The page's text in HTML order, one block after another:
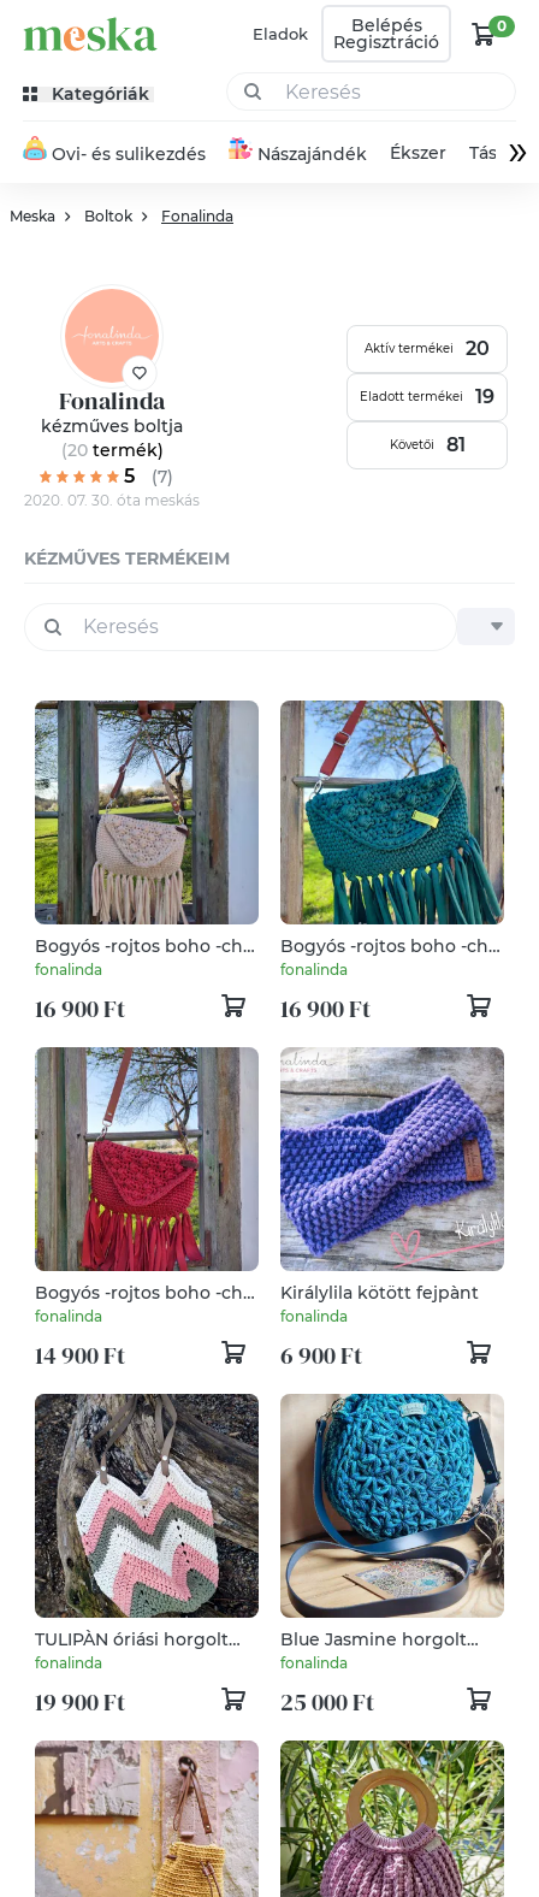
Eladok Belépés
Regisztráció
0
Kategóriák
Ovi- és sulikezdés Nászajándék Ékszer Táska»
Meska Boltok Fonalinda
Fonalinda
kézműves boltja
(20termék)
5 (7)
2020. 07. 30. óta meskás
Aktív termékei 20
Eladott termékei 19
Követői 81
KÉZMŰVES TERMÉKEIM
Bogyós -rojtos boho -chic
táska - krémszínű
fonalinda
16 900 Ft
Bogyós -rojtos boho -chic
táska - méregzöld
fonalinda
16 900 Ft
Bogyós -rojtos boho -chic
táska - terrakotta
fonalinda
14 900 Ft
Királylila kötött fejpànt
fonalinda
6 900 Ft
TULIPÀN óriási horgolt
táska
fonalinda
19 900 Ft
Blue Jasmine horgolt
körtàska
fonalinda
25 000 Ft